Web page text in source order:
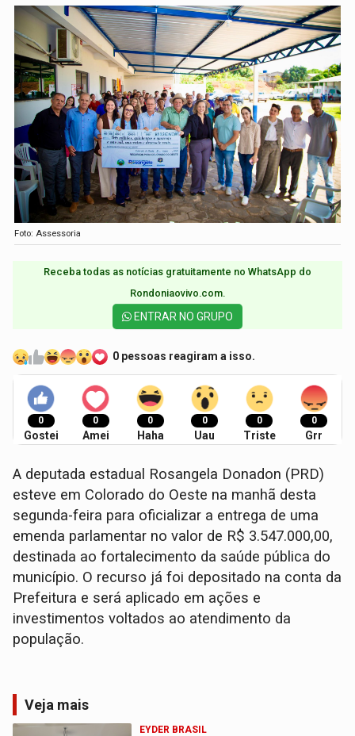
Foto: Assessoria
Receba todas as notícias gratuitamente no WhatsApp do
Rondoniaovivo.com.​
ENTRAR NO GRUPO
0 pessoas reagiram a isso.
0
Gostei
0
Amei
0
Haha
0
Uau
0
Triste
0
Grr
A deputada estadual Rosangela Donadon (PRD)
esteve em Colorado do Oeste na manhã desta
segunda-feira para oficializar a entrega de uma
emenda parlamentar no valor de R$ 3.547.000,00,
destinada ao fortalecimento da saúde pública do
município. O recurso já foi depositado na conta da
Prefeitura e será aplicado em ações e
investimentos voltados ao atendimento da
população.
Veja mais
EYDER BRASIL